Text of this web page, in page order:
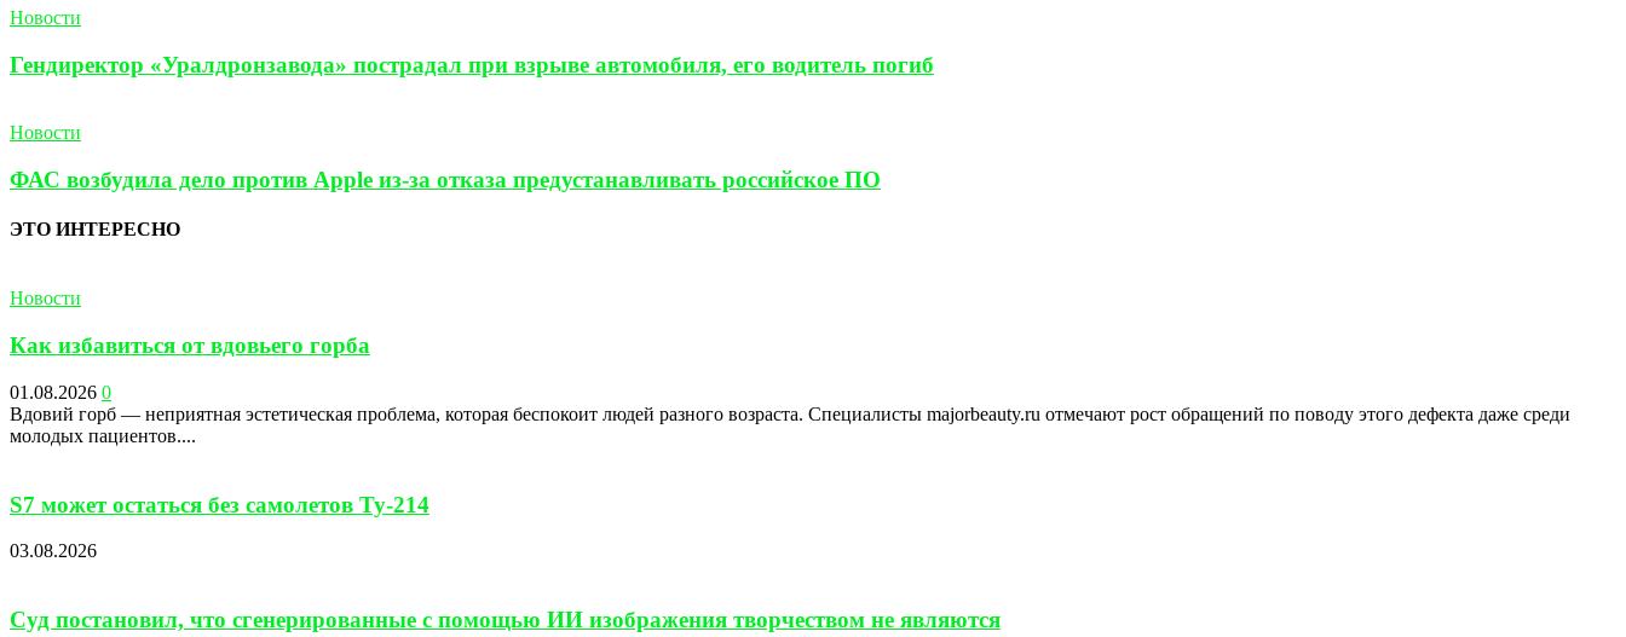
Новости
Гендиректор «Уралдронзавода» пострадал при взрыве автомобиля, его водитель погиб
Новости
ФАС возбудила дело против Apple из-за отказа предустанавливать российское ПО
ЭТО ИНТЕРЕСНО
Новости
Как избавиться от вдовьего горба
01.08.2026 0
Вдовий горб — неприятная эстетическая проблема, которая беспокоит людей разного возраста. Специалисты majorbeauty.ru отмечают рост обращений по поводу этого дефекта даже среди
молодых пациентов....
S7 может остаться без самолетов Ту-214
03.08.2026
Суд постановил, что сгенерированные с помощью ИИ изображения творчеством не являются